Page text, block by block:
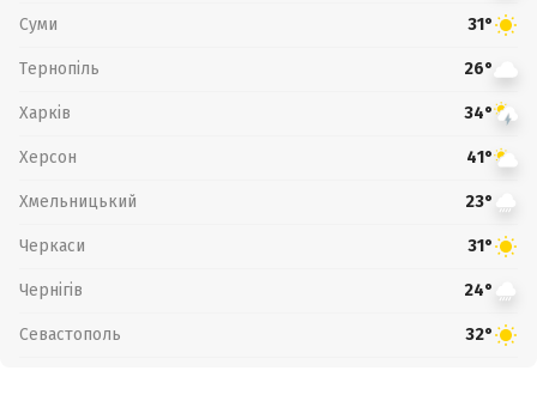
Суми 31°
Тернопіль 26°
Харків 34°
Херсон 41°
Хмельницький 23°
Черкаси 31°
Чернігів 24°
Севастополь 32°